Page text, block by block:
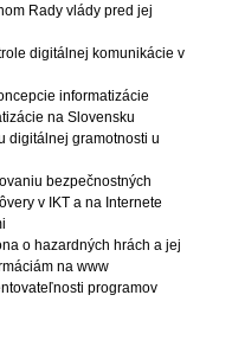
Rady vlády pred jej
digitálnej komunikácie v
informatizácie
na Slovensku
digitálnej gramotnosti u
bezpečnostných
v IKT a na Internete
o hazardných hrách a jej
na www
programov